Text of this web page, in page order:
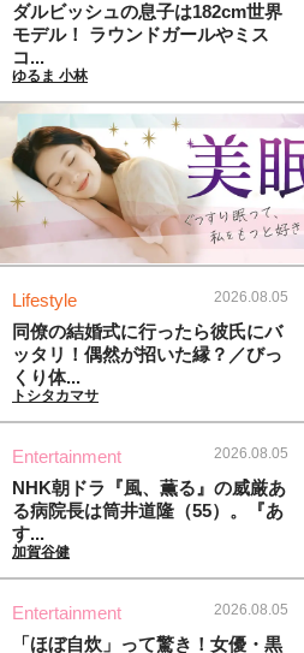
ダルビッシュの息子は182cm世界
モデル！ ラウンドガールやミス
コ...
ゆるま 小林
Lifestyle 2026.08.05
同僚の結婚式に行ったら彼氏にバ
ッタリ！偶然が招いた縁？／びっ
くり体...
トシタカマサ
Entertainment 2026.08.05
NHK朝ドラ『風、薫る』の威厳あ
る病院長は筒井道隆（55）。『あ
す...
加賀谷健
Entertainment 2026.08.05
「ほぼ自炊」って驚き！女優・黒